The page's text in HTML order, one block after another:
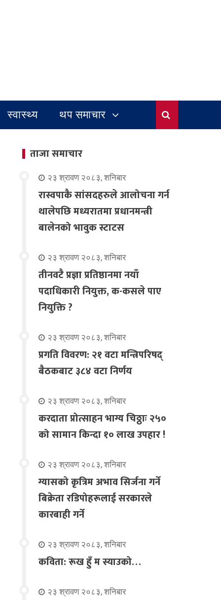
स्वास्थ्य थप समाचार
ताजा समाचार
२३ श्रावण २०८३, शनिबार
रास्वपाकै सांसदहरुले आलोचना गर्न
थालेपछि मध्यरातमा प्रधानमन्त्री
बालेनको भावुक स्टाटस
२३ श्रावण २०८३, शनिबार
तीनवटै प्रज्ञा प्रतिष्ठानमा नयाँ
पदाधिकारी नियुक्त, क-कसले पाए
नियुक्ति ?
२३ श्रावण २०८३, शनिबार
प्रगति विवरण: २१ वटा मन्त्रिपरिषद्
बैठकबाट ३८४ वटा निर्णय
२३ श्रावण २०८३, शनिबार
करदाता प्रोत्साहन भाग्य चिठ्ठाः २५०
को सामान किन्दा १० लाख उपहार !
२३ श्रावण २०८३, शनिबार
ग्यासको कृत्रिम अभाव सिर्जना गर्ने
बिक्रेता रडिपोहरूलाई सरकारले
कारबाही गर्ने
२३ श्रावण २०८३, शनिबार
कविता: रूख हुँ म स्याउको…
२३ श्रावण २०८३, शनिबार